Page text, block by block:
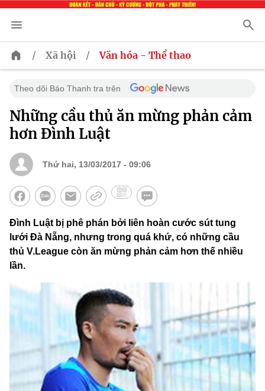
/ Xã hội / Văn hóa - Thể thao
Theo dõi Báo Thanh tra trên
Những cầu thủ ăn mừng phản cảm
hơn Đình Luật
Thứ hai, 13/03/2017 - 09:06
Đình Luật bị phê phán bởi liên hoàn cước sút tung
lưới Đà Nẵng, nhưng trong quá khứ, có những cầu
thủ V.League còn ăn mừng phản cảm hơn thế nhiều
lần.